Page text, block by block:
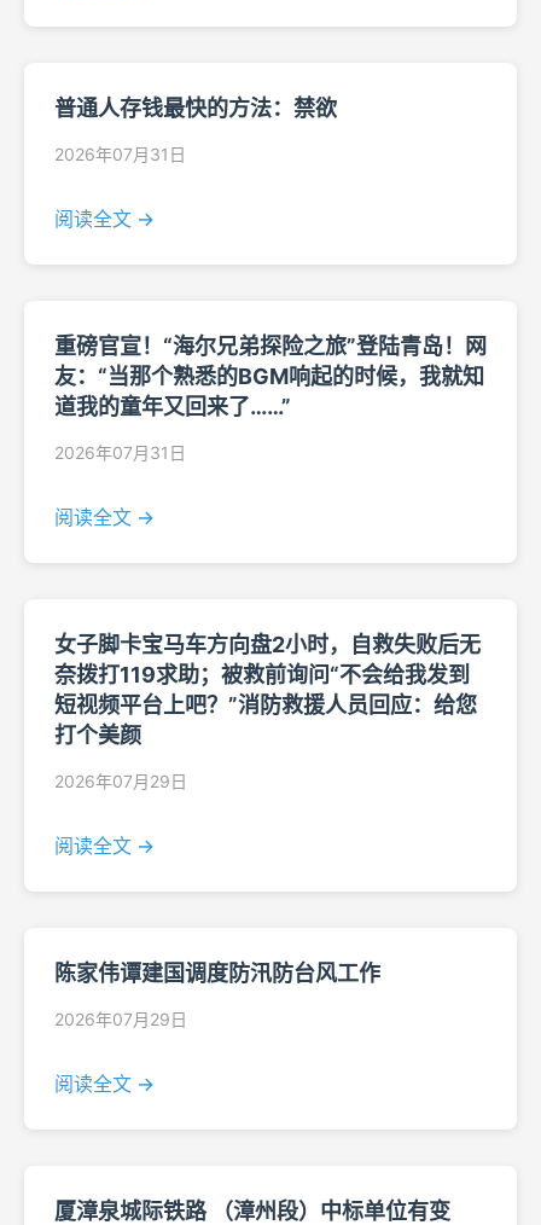
普通人存钱最快的方法：禁欲
2026年07月31日
阅读全文 →
重磅官宣！“海尔兄弟探险之旅”登陆青岛！网
友：“当那个熟悉的BGM响起的时候，我就知
道我的童年又回来了……”
2026年07月31日
阅读全文 →
女子脚卡宝马车方向盘2小时，自救失败后无
奈拨打119求助；被救前询问“不会给我发到
短视频平台上吧？”消防救援人员回应：给您
打个美颜
2026年07月29日
阅读全文 →
陈家伟谭建国调度防汛防台风工作
2026年07月29日
阅读全文 →
厦漳泉城际铁路 （漳州段）中标单位有变